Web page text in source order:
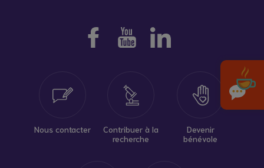
Nous contacter
Contribuer à la
recherche
Devenir
bénévole